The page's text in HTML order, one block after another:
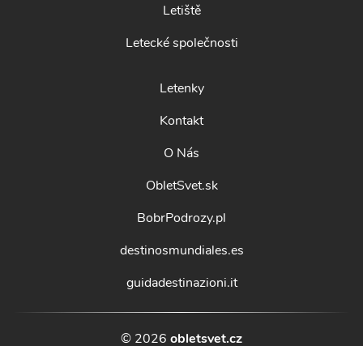
Letiště
Letecké společnosti
Letenky
Kontakt
O Nás
ObletSvet.sk
BobrPodrozy.pl
destinosmundiales.es
guidadestinazioni.it
© 2026 obletsvet.cz